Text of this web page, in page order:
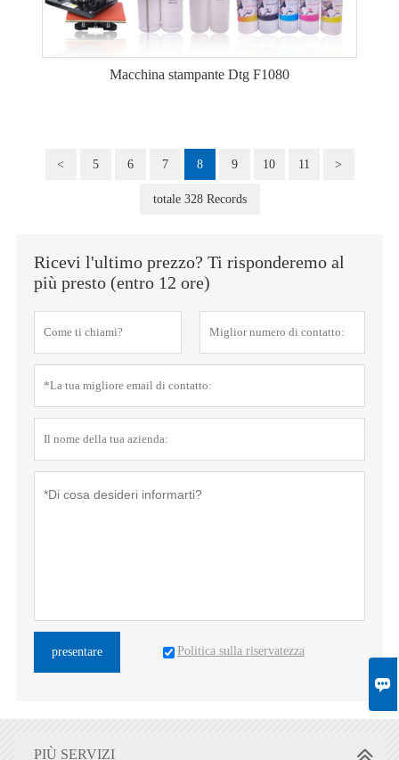

Macchina stampante Dtg F1080
< 5 6 7 8 9 10 11 >
totale 328 Records
Ricevi l'ultimo prezzo? Ti risponderemo al
più presto (entro 12 ore)
presentare Politica sulla riservatezza
PIÙ SERVIZI